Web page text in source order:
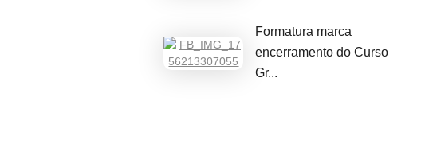
Formatura marca
encerramento do Curso
Gr...